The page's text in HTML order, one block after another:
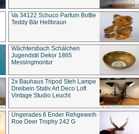
Va 34122 Schuco Parfum Bottle
Teddy Bär Hellbraun
Wächtersbach Schälchen
Jugendstil Dekor 1865
Messingmontur
2x Bauhaus Tripod Steh Lampe
Dreibein Stativ Art Deco Loft
Vintage Studio Leucht
Ungerades 6 Ender Rehgeweih
Roe Deer Trophy 242 G